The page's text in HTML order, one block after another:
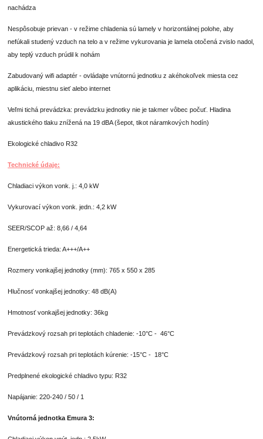
nachádza
Nespôsobuje prievan - v režime chladenia sú lamely v horizontálnej polohe, aby
nefúkali studený vzduch na telo a v režime vykurovania je lamela otočená zvislo nadol,
aby teplý vzduch prúdil k nohám
Zabudovaný wifi adaptér - ovládajte vnútornú jednotku z akéhokoľvek miesta cez
aplikáciu, miestnu sieť alebo internet
Veľmi tichá prevádzka: prevádzku jednotky nie je takmer vôbec počuť. Hladina
akustického tlaku znížená na 19 dBA (šepot, tikot náramkových hodín)
Ekologické chladivo R32
Technické údaje:
Chladiaci výkon vonk. j.: 4,0 kW
Vykurovací výkon vonk. jedn.: 4,2 kW
SEER/SCOP až: 8,66 / 4,64
Energetická trieda: A+++/A++
Rozmery vonkajšej jednotky (mm): 765 x 550 x 285
Hlučnosť vonkajšej jednotky: 48 dB(A)
Hmotnosť vonkajšej jednotky: 36kg
Prevádzkový rozsah pri teplotách chladenie: -10°C - 46°C
Prevádzkový rozsah pri teplotách kúrenie: -15°C - 18°C
Predplnené ekologické chladivo typu: R32
Napájanie: 220-240 / 50 / 1
Vnútorná jednotka Emura 3: